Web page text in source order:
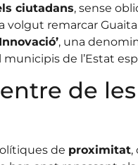
ciutadans, sense
volgut remarcar
, una
de l’Estat
de les
de proximitat,